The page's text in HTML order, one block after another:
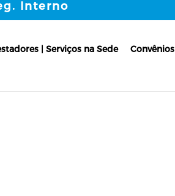
Interno
| Serviços na Sede Convênios